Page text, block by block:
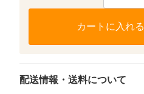
カートに入れる
配送情報・送料について